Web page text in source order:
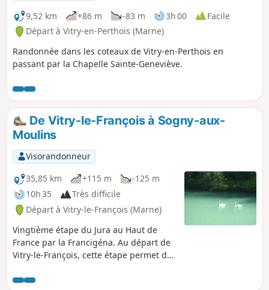
9,52 km
+86 m -83 m 3h 00
Facile
Départ à Vitry-en-Perthois (Marne)
Randonnée dans les coteaux de Vitry-en-Perthois en
passant par la Chapelle Sainte-Geneviève.
De Vitry-le-François à Sogny-aux-
Moulins
Visorandonneur
35,85 km
+115 m
-125 m
10h 35
Très difficile
Départ à Vitry-le-François (Marne)
Vingtième étape du Jura au Haut de
France par la Francigéna. Au départ de
Vitry-le-François, cette étape permet de
Majoritairement planté en Chardonnay,